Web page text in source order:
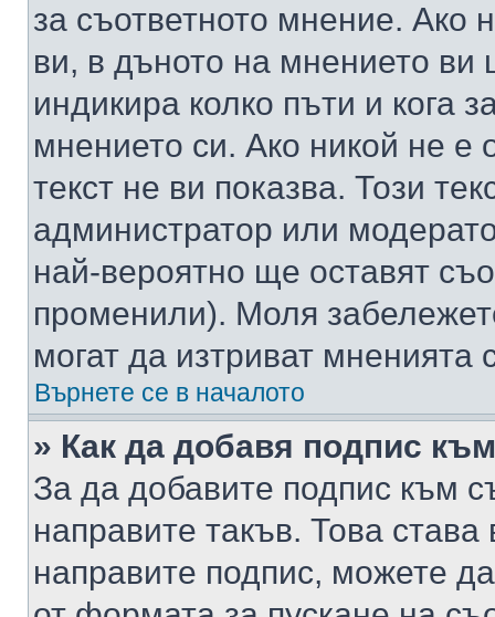
за съответното мнение. Ако
ви, в дъното на мнението ви
индикира колко пъти и кога
мнението си. Ако никой не е
текст не ви показва. Този
администратор или
най-вероятно ще оставят
променили). Моля
могат да изтриват мненията
Върнете се в началото
» Как да добавя подпис
За да добавите подпис към
направите такъв. Това
направите подпис, можете